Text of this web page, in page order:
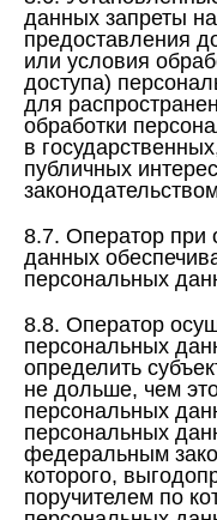
данных запреты
предоставления
или условия
доступа)
для
обработки
в
публичных
8.7. Оператор при
данных
персональных
8.8. Оператор
персональных
определить
не дольше, чем
персональных
персональных
федеральным
которого,
поручителем по